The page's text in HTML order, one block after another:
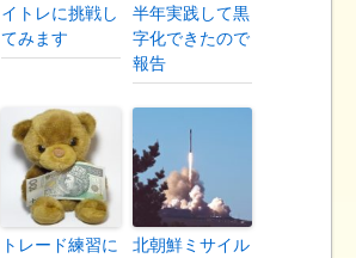
イトレに挑戦し
てみます
半年実践して黒
字化できたので
報告
トレード練習に
北朝鮮ミサイル